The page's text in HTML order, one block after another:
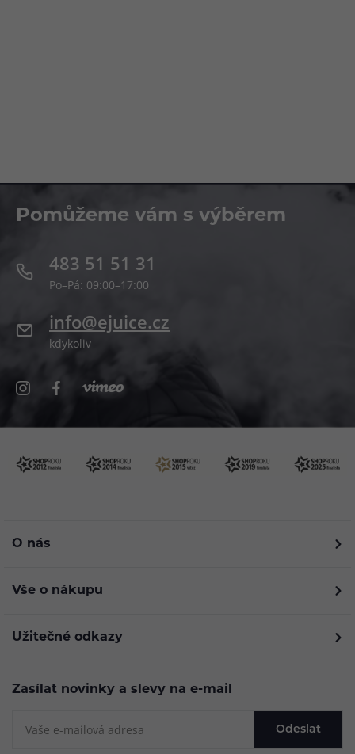
Pomůžeme vám s výběrem
483 51 51 31
Po–Pá: 09:00–17:00
info@ejuice.cz
kdykoliv
O nás
Vše o nákupu
Užitečné odkazy
Zasílat novinky a slevy na e-mail
Odeslat